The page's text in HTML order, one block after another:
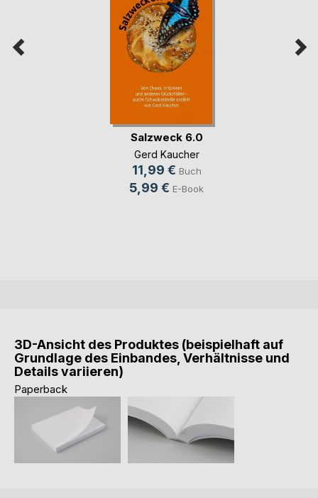
Salzweck 6.0
Gerd Kaucher
11,99 € Buch
5,99 € E-Book
3D-Ansicht des Produktes (beispielhaft auf
Grundlage des Einbandes, Verhältnisse und
Details variieren)
Paperback